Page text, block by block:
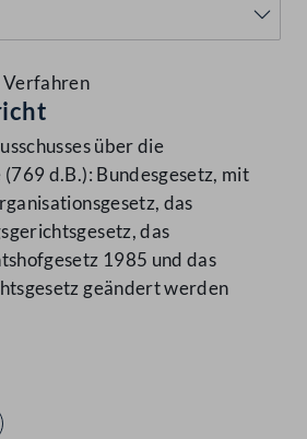
Verfahren
über die
d.B.): Bundesgesetz, mit
das
das
1985 und das
geändert werden